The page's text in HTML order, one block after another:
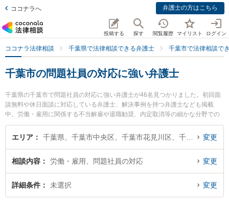
ココナラへ 弁護士の方はこちら
投稿する 探す 閲覧履歴 マイリスト ログイン
ココナラ法律相談 千葉県で法律相談できる弁護士 千葉市で法律相談で
千葉市の問題社員の対応に強い弁護士
千葉県の千葉市で問題社員の対応に強い弁護士が46名見つかりました。初回面
談無料や休日面談に対応している弁護士、解決事例を持つ弁護士なども掲載
中。労働・雇用に関係する不当解雇や退職勧奨、内定取消等の細かな分野での
絞り込み検索もでき便利です。特にベリーベスト法律事務所 千葉オフィスの阿
萬 芳郎弁護士やSfil法律事務所の坪内 清久弁護士、星空法律事務所の堀井 孝弘
談したい』『問題社員の対応のトラブル解決の実績豊富な近くの弁護士を検索
したい』『初回相談無料で問題社員の対応を法律相談できる千葉市内の弁護士
に相談予約したい』などでお困りの相談者さんにおすすめです。
エリア 変更
相談内容 労働・雇用、問題社員の対応 変更
詳細条件 未選択 変更